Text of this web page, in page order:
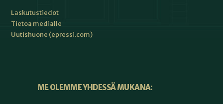
Laskutustiedot
Tietoa medialle
Uutishuone (epressi.com)
ME OLEMME YHDESSÄ MUKANA: